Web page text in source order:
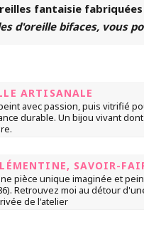
fantaisie fabriquées
d'oreille bifaces, vous
ARTISANALE
avec passion, puis vitrifié
durable. Un bijou vivant
SAVOIR-
pièce unique imaginée et
Retrouvez moi au détour
de l'atelier